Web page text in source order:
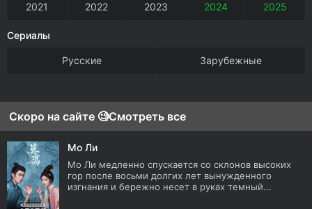
2021 2022 2023 2024 2025
Сериалы
Русские Зарубежные
Скоро на сайте 🧐Смотреть все
Мо Ли
Мо Ли медленно спускается со склонов высоких
гор после восьми долгих лет вынужденного
изгнания и бережно несет в руках темный...